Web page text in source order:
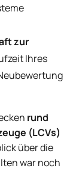
zur
Ihres
rund
(LCVs)
über die
war noch